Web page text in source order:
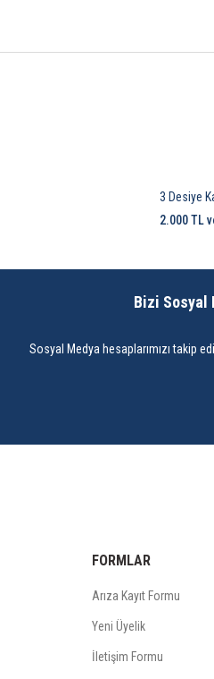
3 Desiye
2.000 TL
Bizi Sosyal
Sosyal Medya hesaplarımızı takip
FORMLAR
Arıza Kayıt Formu
Yeni Üyelik
İletişim Formu